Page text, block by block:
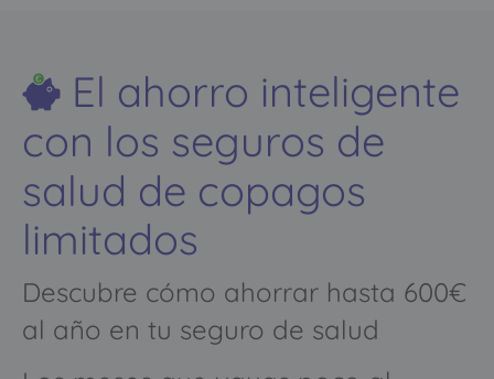
El ahorro inteligente
con los seguros de
salud de copagos
limitados
Descubre cómo ahorrar hasta 600€
al año en tu seguro de salud